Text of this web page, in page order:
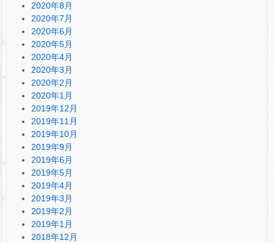
2020年8月
2020年7月
2020年6月
2020年5月
2020年4月
2020年3月
2020年2月
2020年1月
2019年12月
2019年11月
2019年10月
2019年9月
2019年6月
2019年5月
2019年4月
2019年3月
2019年2月
2019年1月
2018年12月